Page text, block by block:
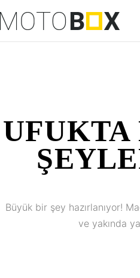
Büyük bir şey hazırlanıyor!
ve yakında